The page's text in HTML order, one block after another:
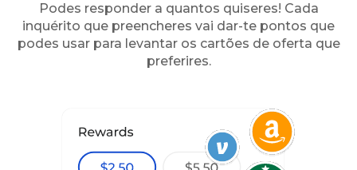
Podes responder a quantos quiseres! Cada
inquérito que preencheres vai dar-te pontos que
podes usar para levantar os cartões de oferta que
preferires.